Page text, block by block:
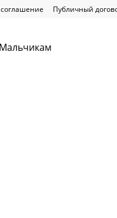
Публичный
Мальчикам